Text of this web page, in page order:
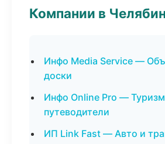
Компании в
Инфо Media Service —
доски
Инфо Online Pro —
путеводители
ИП Link Fast — Авто и